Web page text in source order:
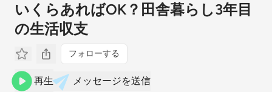
いくらあればOK？田舎暮らし3年目
の生活収支
フォローする
再生 メッセージを送信